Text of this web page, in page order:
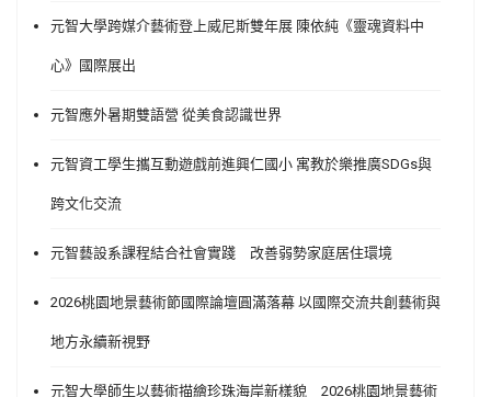
元智大學跨媒介藝術登上威尼斯雙年展 陳依純《靈魂資料中
心》國際展出
元智應外暑期雙語營 從美食認識世界
元智資工學生攜互動遊戲前進興仁國小 寓教於樂推廣SDGs與
跨文化交流
元智藝設系課程結合社會實踐 改善弱勢家庭居住環境
2026桃園地景藝術節國際論壇圓滿落幕 以國際交流共創藝術與
地方永續新視野
元智大學師生以藝術描繪珍珠海岸新樣貌 2026桃園地景藝術